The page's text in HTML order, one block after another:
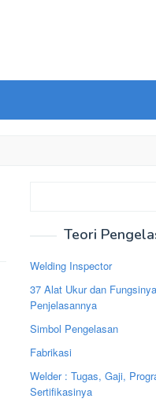
Teori
Welding Inspector
37 Alat Ukur dan
Penjelasannya
Simbol Pengelasan
Fabrikasi
Welder : Tugas, Gaji,
Sertifikasinya